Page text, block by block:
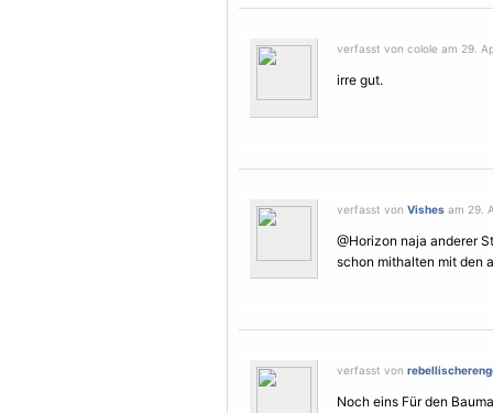
verfasst von colole am 29.
irre gut.
verfasst von Vishes am 29.
@Horizon naja anderer
schon mithalten mit den
verfasst von
Noch eins Für den